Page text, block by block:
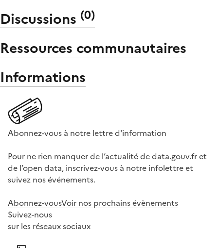
Discussions (0)
Ressources communautaires
Informations
Abonnez-vous à notre lettre d'information
Pour ne rien manquer de l’actualité de data.gouv.fr et
de l’open data, inscrivez-vous à notre infolettre et
suivez nos événements.
Abonnez-vousVoir nos prochains évènements
Suivez-nous
sur les réseaux sociaux